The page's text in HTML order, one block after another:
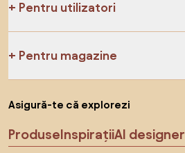
Pentru utilizatori
Pentru magazine
Asigură-te că explorezi
ProduseInspirațiiAI designer